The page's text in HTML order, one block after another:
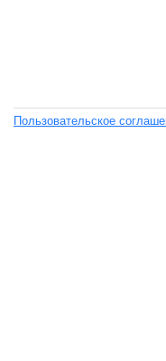
Пользовательское